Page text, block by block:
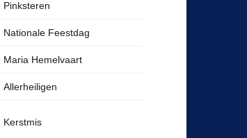
Pinksteren
Nationale Feestdag
Maria Hemelvaart
Allerheiligen
Kerstmis